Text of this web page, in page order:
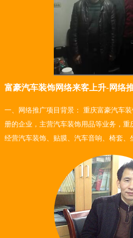
富豪汽车装饰网络来客上升-网络
一、网络推广项目背景： 重庆富豪汽车
册的企业，主营汽车装饰用品等业务，重
经营汽车装饰、贴膜、汽车音响、椅套、